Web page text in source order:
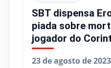
SBT dispensa
piada sobre
jogador do
23 de agosto de